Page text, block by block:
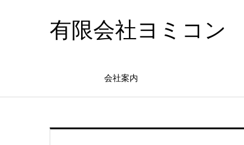
有限会社ヨミコン
会社案内